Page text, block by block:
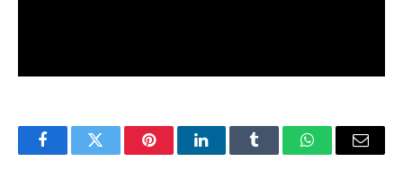
FacebookTwitter PinterestLinkedInTumblr WhatsAppEmail